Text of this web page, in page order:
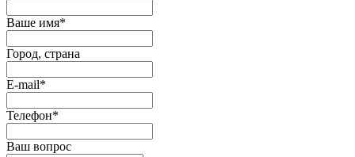
Ваше имя*
Город, страна
E-mail*
Телефон*
Ваш вопрос